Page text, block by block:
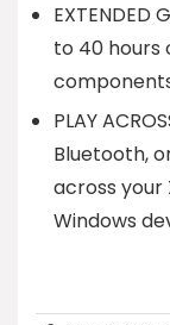
EXTENDED
to 40 hours
PLAY
Bluetooth,
across your
Windows